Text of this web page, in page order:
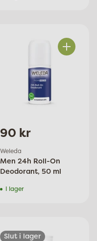
Antal
90 kr
Weleda
Men 24h Roll-On
Deodorant, 50 ml
I lager
Slut i lager